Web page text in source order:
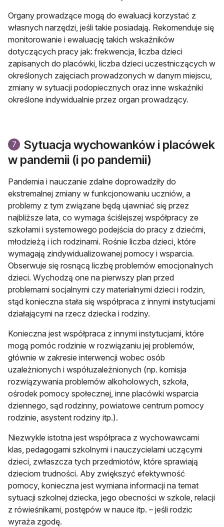
Organy prowadzące mogą do ewaluacji korzystać z
własnych narzędzi, jeśli takie posiadają. Rekomenduje się
monitorowanie i ewaluację takich wskaźników
dotyczących pracy jak: frekwencja, liczba dzieci
zapisanych do placówki, liczba dzieci uczestniczących w
określonych zajęciach prowadzonych w danym miejscu,
zmiany w sytuacji podopiecznych oraz inne wskaźniki
określone indywidualnie przez organ prowadzący.
7
Sytuacja wychowanków i placówek
w pandemii (i po pandemii)
Pandemia i nauczanie zdalne doprowadziły do
ekstremalnej zmiany w funkcjonowaniu uczniów, a
problemy z tym związane będą ujawniać się przez
najbliższe lata, co wymaga ściślejszej współpracy ze
szkołami i systemowego podejścia do pracy z dziećmi,
młodzieżą i ich rodzinami. Rośnie liczba dzieci, które
wymagają zindywidualizowanej pomocy i wsparcia.
Obserwuje się rosnącą liczbę problemów emocjonalnych
dzieci. Wychodzą one na pierwszy plan przed
problemami socjalnymi czy materialnymi dzieci i rodzin,
stąd konieczna stała się współpraca z innymi instytucjami
działającymi na rzecz dziecka i rodziny.
Konieczna jest współpraca z innymi instytucjami, które
mogą pomóc rodzinie w rozwiązaniu jej problemów,
głównie w zakresie interwencji wobec osób
uzależnionych i współuzależnionych (np. komisja
rozwiązywania problemów alkoholowych, szkoła,
ośrodek pomocy społecznej, inne placówki wsparcia
dziennego, sąd rodzinny, powiatowe centrum pomocy
rodzinie, asystent rodziny itp.).
Niezwykle istotna jest współpraca z wychowawcami
klas, pedagogami szkolnymi i nauczycielami uczącymi
dzieci, zwłaszcza tych przedmiotów, które sprawiają
dzieciom trudności. Aby zwiększyć efektywność
pomocy, konieczna jest wymiana informacji na temat
sytuacji szkolnej dziecka, jego obecności w szkole, relacji
z rówieśnikami, postępów w nauce itp. – jeśli rodzic
wyraża zgodę.